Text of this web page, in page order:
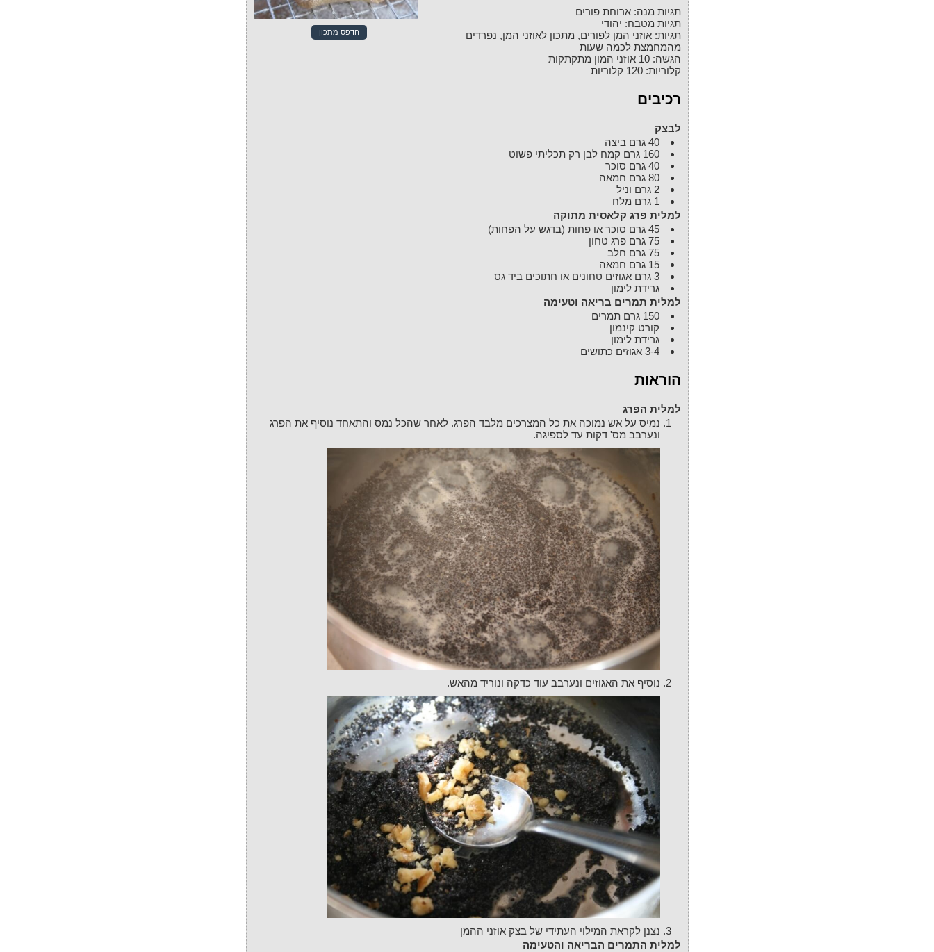
הדפס מתכון
תגיות מנה: ארוחת פורים
תגיות מטבח: יהודי
תגיות: אוזני המן לפורים, מתכון לאוזני המן, נפרדים
מהמחמצת לכמה שעות
הגשה:
10 אוזני המון מתקתקות
קלוריות:
120 קלוריות
רכיבים
לבצק
40 גרם ביצה
160 גרם קמח לבן רק תכליתי פשוט
40 גרם סוכר
80 גרם חמאה
2 גרם וניל
1 גרם מלח
למלית פרג קלאסית מתוקה
45 גרם סוכר או פחות (בדגש על הפחות)
75 גרם פרג טחון
75 גרם חלב
15 גרם חמאה
3 גרם אגוזים טחונים או חתוכים ביד גס
גרידת לימון
למלית תמרים בריאה וטעימה
150 גרם תמרים
קורט קינמון
גרידת לימון
3-4 אגוזים כתושים
הוראות
למלית הפרג
נמיס על אש נמוכה את כל המצרכים מלבד הפרג. לאחר שהכל נמס והתאחד נוסיף את הפרג
ונערבב מס' דקות עד לספיגה.
נוסיף את האגוזים ונערבב עוד כדקה ונוריד מהאש.
נצנן לקראת המילוי העתידי של בצק אוזני ההמן
למלית התמרים הבריאה והטעימה